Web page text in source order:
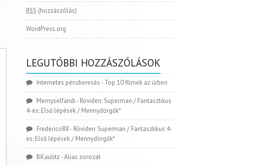
RSS (hozzászólás)
WordPress.org
LEGUTÓBBI HOZZÁSZÓLÁSOK
Internetes pénzkeresés - Top 10 filmek az űrben
Memyselfandi - Röviden: Superman / Fantasztikus
4-es: Első lépések / Mennydörgők*
Frederico88 - Röviden: Superman / Fantasztikus 4-
es: Első lépések / Mennydörgők*
BKaulitz-Alias sorozat